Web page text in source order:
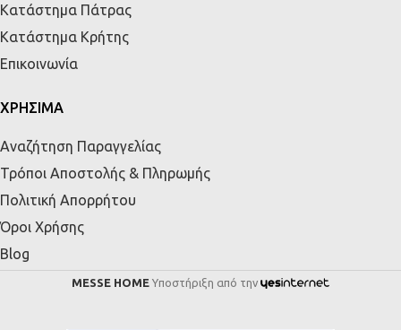
Κατάστημα Πάτρας
Κατάστημα Κρήτης
Επικοινωνία
ΧΡΗΣΙΜΑ
Αναζήτηση Παραγγελίας
Τρόποι Αποστολής & Πληρωμής
Πολιτική Απορρήτου
Όροι Χρήσης
Blog
MESSE HOME Υποστήριξη από την